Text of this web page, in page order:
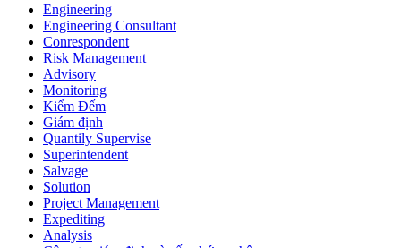
Engineering
Engineering Consultant
Conrespondent
Risk Management
Advisory
Monitoring
Kiểm Đếm
Giám định
Quantily Supervise
Superintendent
Salvage
Solution
Project Management
Expediting
Analysis